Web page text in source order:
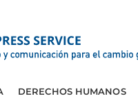
DERECHOS HUMANOS